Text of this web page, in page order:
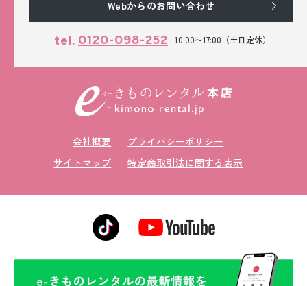
Webからのお問い合わせ
tel. 0120-098-252 10:00〜17:00（土日定休）
会社概要
プライバシーポリシー
サイトマップ
特定商取引法に関する表示